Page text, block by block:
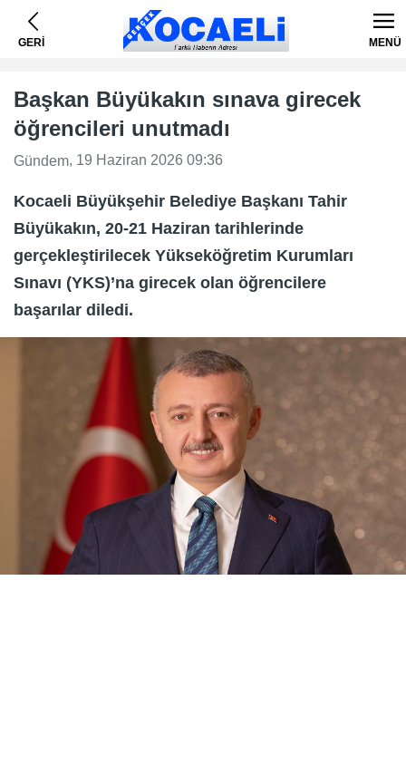
GERİ MENÜ
Başkan Büyükakın sınava girecek
öğrencileri unutmadı
Gündem, 19 Haziran 2026 09:36
Kocaeli Büyükşehir Belediye Başkanı Tahir
Büyükakın, 20-21 Haziran tarihlerinde
gerçekleştirilecek Yükseköğretim Kurumları
Sınavı (YKS)’na girecek olan öğrencilere
başarılar diledi.